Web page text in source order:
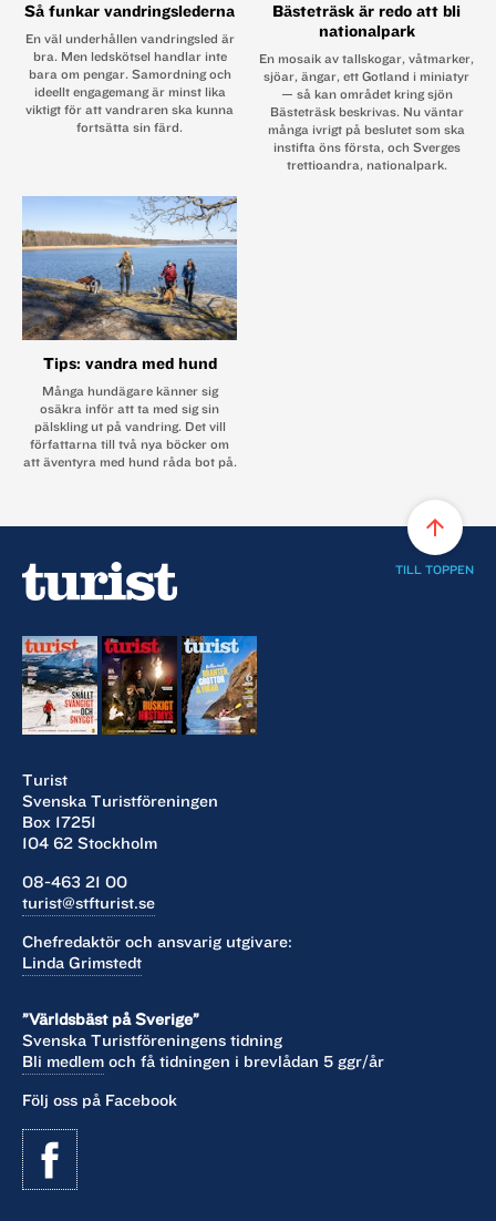
Så funkar vandringslederna
En väl underhållen vandringsled är
bra. Men ledskötsel handlar inte
bara om pengar. Samordning och
ideellt engagemang är minst lika
viktigt för att vandraren ska kunna
fortsätta sin färd.
Bästeträsk är redo att bli
nationalpark
En mosaik av tallskogar, våtmarker,
sjöar, ängar, ett Gotland i miniatyr
— så kan området kring sjön
Bästeträsk beskrivas. Nu väntar
många ivrigt på beslutet som ska
instifta öns första, och Sverges
trettioandra, nationalpark.
Tips: vandra med hund
Många hundägare känner sig
osäkra inför att ta med sig sin
pälskling ut på vandring. Det vill
författarna till två nya böcker om
att äventyra med hund råda bot på.
Turist
Svenska Turistföreningen
Box 17251
104 62 Stockholm
08-463 21 00
turist@stfturist.se
Chefredaktör och ansvarig utgivare:
Linda Grimstedt
”Världsbäst på Sverige”
Svenska Turistföreningens tidning
Bli medlem och få tidningen i brevlådan 5 ggr/år
Följ oss på Facebook
arrow_upward
TILL TOPPEN